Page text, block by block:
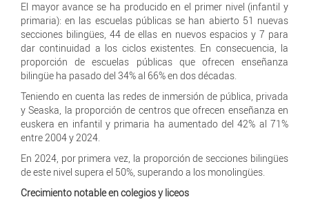
El mayor avance se ha producido en el primer nivel (infantil y
primaria): en las escuelas públicas se han abierto 51 nuevas
secciones bilingües, 44 de ellas en nuevos espacios y 7 para
dar continuidad a los ciclos existentes. En consecuencia, la
proporción de escuelas públicas que ofrecen enseñanza
bilingüe ha pasado del 34% al 66% en dos décadas.
Teniendo en cuenta las redes de inmersión de pública, privada
y Seaska, la proporción de centros que ofrecen enseñanza en
euskera en infantil y primaria ha aumentado del 42% al 71%
entre 2004 y 2024.
En 2024, por primera vez, la proporción de secciones bilingües
de este nivel supera el 50%, superando a los monolingües.
Crecimiento notable en colegios y liceos